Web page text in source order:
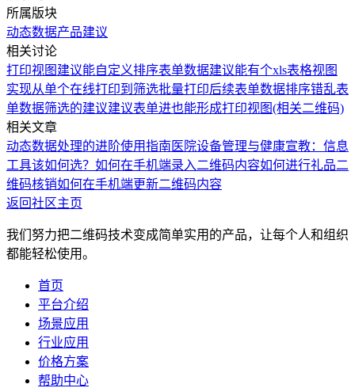
所属版块
动态数据产品建议
相关讨论
打印视图建议能自定义排序表单数据建议能有个xls表格视图
实现从单个在线打印到筛选批量打印后续表单数据排序错乱表
单数据筛选的建议建议表单进也能形成打印视图(相关二维码)
相关文章
动态数据处理的进阶使用指南 医院设备管理与健康宣教：信息
工具该如何选？ 如何在手机端录入二维码内容如何进行礼品二
维码核销如何在手机端更新二维码内容
返回社区主页
我们努力把二维码技术变成简单实用的产品，让每个人和组织
都能轻松使用。
首页
平台介绍
场景应用
行业应用
价格方案
帮助中心